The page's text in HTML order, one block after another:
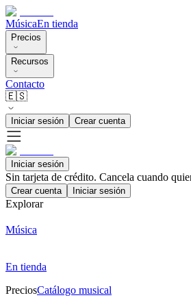
MúsicaEn tienda
Precios
Recursos
Contacto
🇪🇸
Iniciar sesión Crear cuenta
Iniciar sesión
Sin tarjeta de crédito. Cancela cuando
Crear cuenta Iniciar sesión
Explorar
Música
En tienda
PreciosCatálogo musical